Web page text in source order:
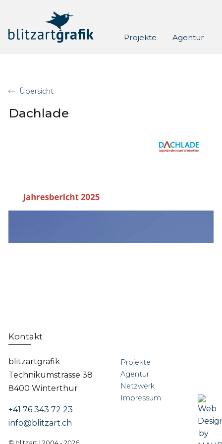
Projekte Agentur
Übersicht
Dachlade
Kontakt
blitzartgrafik
Technikumstrasse 38
8400 Winterthur
+41 76 343 72 23
info@blitzart.ch
Projekte
Agentur
Netzwerk
Impressum